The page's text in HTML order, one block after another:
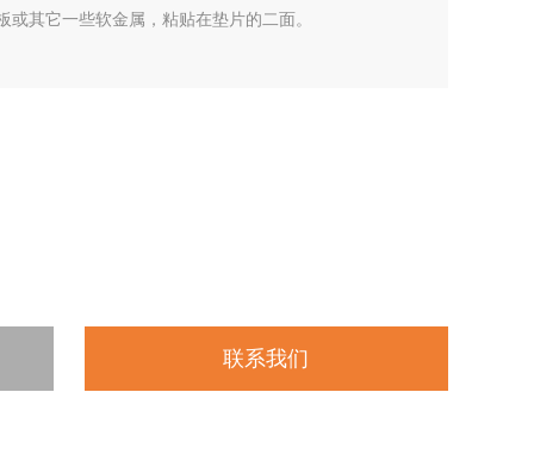
其它一些软金属，粘贴在垫片的二面。
联系我们